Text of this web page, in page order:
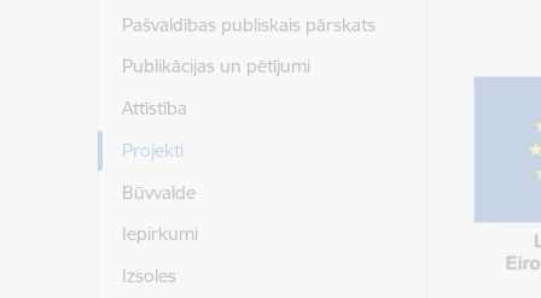
Pašvaldības publiskais pārskats
Publikācijas un pētījumi
Attīstība
Projekti
Būvvalde
Iepirkumi
Izsoles